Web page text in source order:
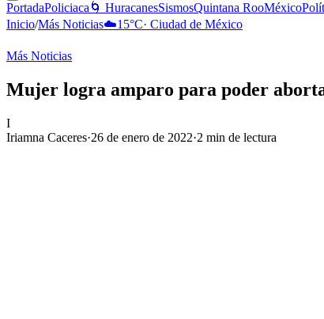
PortadaPoliciaca 🌀 HuracanesSismosQuintana RooMéxico
Inicio/Más Noticias☁️15°C· Ciudad de México
Más Noticias
Mujer logra amparo para poder
I
Iriamna Caceres·26 de enero de 2022·2 min de lectura